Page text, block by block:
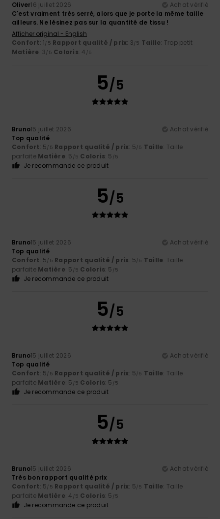
Oliver16 juillet 2026
Achat vérifié
C'est vraiment très serré, alors que je porte la même taille
ailleurs. Ne lésinez pas sur la quantité de tissu !
Afficher original - English
Confort: 1/5 Rapport qualité / prix: 3/5 Taille: Trop petit
Matière: 3/5 Coloris: 4 /5
5/5
Bruno15 juillet 2026
Achat vérifié
Top qualité
Confort: 5/5 Rapport qualité / prix: 5/5 Taille: Taille
parfaite Matière: 5 /5 Coloris: 5 /5
Je recommande ce produit
5/5
Bruno15 juillet 2026
Achat vérifié
Top qualité
Confort: 5/5 Rapport qualité / prix: 5/5 Taille: Taille
parfaite Matière: 5 /5 Coloris: 5 /5
Je recommande ce produit
5/5
Bruno15 juillet 2026
Achat vérifié
Top qualité
Confort: 5/5 Rapport qualité / prix: 5/5 Taille: Taille
parfaite Matière: 5 /5 Coloris: 5 /5
Je recommande ce produit
5/5
Bruno15 juillet 2026
Achat vérifié
Très bon rapport qualité prix
Confort: 5/5 Rapport qualité / prix: 5/5 Taille: Taille
parfaite Matière: 4 /5 Coloris: 5 /5
Je recommande ce produit